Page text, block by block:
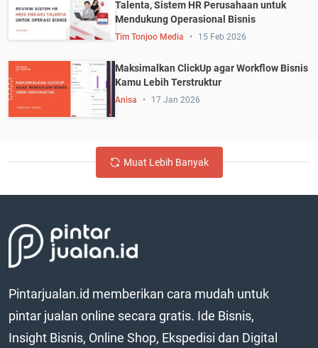
Talenta, Sistem HR Perusahaan untuk
Mendukung Operasional Bisnis
Tim Tonjoo Media 15 Feb 2026
Maksimalkan ClickUp agar Workflow Bisnis
Kamu Lebih Terstruktur
Anisa 17 Jan 2026
Muat Lebih Banyak
Pintarjualan.id memberikan cara mudah untuk
pintar jualan online secara gratis. Ide Bisnis,
Insight Bisnis, Online Shop, Ekspedisi dan Digital